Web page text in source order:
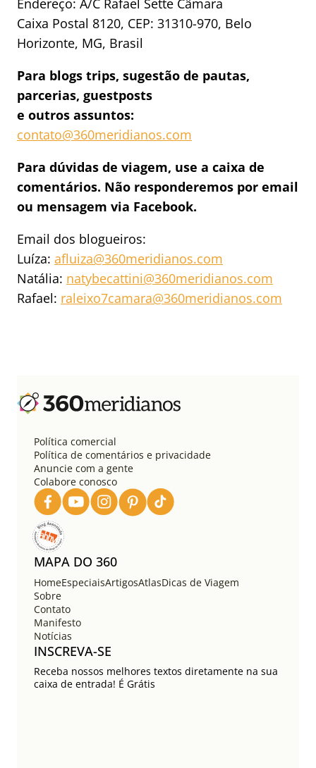
Endereço: A/C Rafael Sette Câmara
Caixa Postal 8120, CEP: 31310-970, Belo
Horizonte, MG, Brasil
Para blogs trips, sugestão de pautas,
parcerias, guestposts
e outros assuntos:
contato@360meridianos.com
Para dúvidas de viagem, use a caixa de
comentários. Não responderemos por email
ou mensagem via Facebook.
Email dos blogueiros:
Luíza: afluiza@360meridianos.com
Natália: natybecattini@360meridianos.com
Rafael: raleixo7camara@360meridianos.com
Política comercial
Política de comentários e privacidade
Anuncie com a gente
Colabore conosco
MAPA DO 360
HomeEspeciaisArtigosAtlasDicas de Viagem
Sobre
Contato
Manifesto
Notícias
INSCREVA-SE
Receba nossos melhores textos diretamente na sua
caixa de entrada! É Grátis